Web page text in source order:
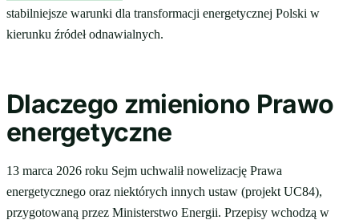
stabilniejsze warunki dla transformacji energetycznej Polski w
kierunku źródeł odnawialnych.
Dlaczego zmieniono Prawo
energetyczne
13 marca 2026 roku Sejm uchwalił nowelizację Prawa
energetycznego oraz niektórych innych ustaw (projekt UC84),
przygotowaną przez Ministerstwo Energii. Przepisy wchodzą w